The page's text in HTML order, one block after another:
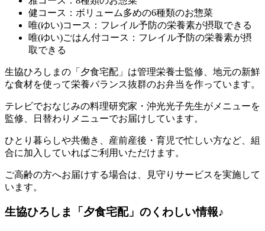
健コース：ボリューム多めの6種類のお惣菜
唯(ゆい)コース：フレイル予防の栄養素が摂取できる
唯(ゆい)ごはん付コース：フレイル予防の栄養素が摂
取できる
生協ひろしまの「夕食宅配」は管理栄養士監修、地元の新鮮
な食材を使って栄養バランス抜群のお弁当を作っています。
テレビでおなじみの料理研究家・沖光光子先生がメニューを
監修、日替わりメニューでお届けしています。
ひとり暮らしや共働き、産前産後・育児で忙しい方など、組
合に加入していればご利用いただけます。
ご高齢の方へお届けする場合は、見守りサービスを実施して
います。
生協ひろしま「夕食宅配」のくわしい情報♪